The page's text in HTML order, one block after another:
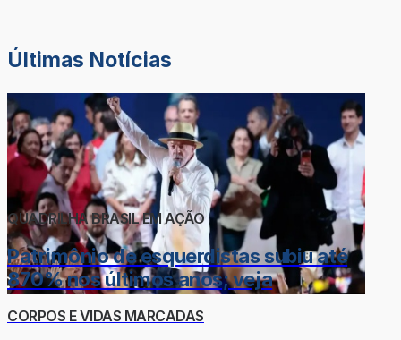
Últimas Notícias
QUADRILHA BRASIL EM AÇÃO
Patrimônio de esquerdistas subiu até
870% nos últimos anos; veja
CORPOS E VIDAS MARCADAS